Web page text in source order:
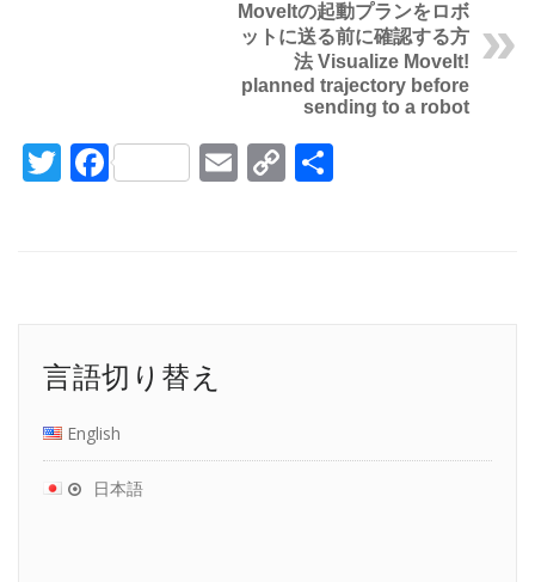
MoveItの起動プランをロボ
ットに送る前に確認する方
法 Visualize MoveIt!
planned trajectory before
sending to a robot
Twitter
FacebookEmail
Copy
言語切り替え
English
日本語